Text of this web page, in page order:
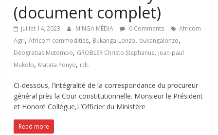
(document complet)
juillet 14, 2023 MINGA MÉDIA 0 Comments
Africom
Agri,Africom commodities, Bukanga-Lonzo, bukangalonzo,
Déogratias Mutombo, GROBLER Christo Stephanus, jean-paul
Mukolo, Matata Ponyo, rdc
Ci-dessous, l’intégralité de la correspondance du procureur
général près la Cour constitutionnelle. Monsieur le Président
et Honoré Collègue,L’Officier du Ministère
Read more